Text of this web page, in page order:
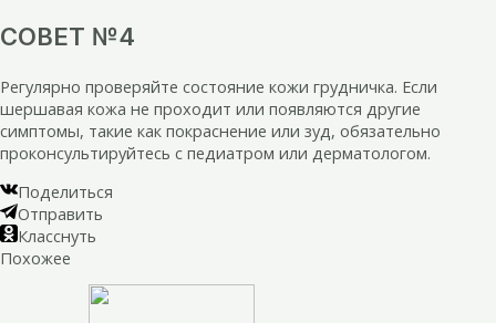
СОВЕТ №4
Регулярно проверяйте состояние кожи грудничка. Если
шершавая кожа не проходит или появляются другие
симптомы, такие как покраснение или зуд, обязательно
проконсультируйтесь с педиатром или дерматологом.
Поделиться
Отправить
Класснуть
Похожее